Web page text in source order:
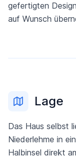
gefertigten
auf Wunsch
Lage
Das Haus selbst
Niederlehme in
Halbinsel direkt